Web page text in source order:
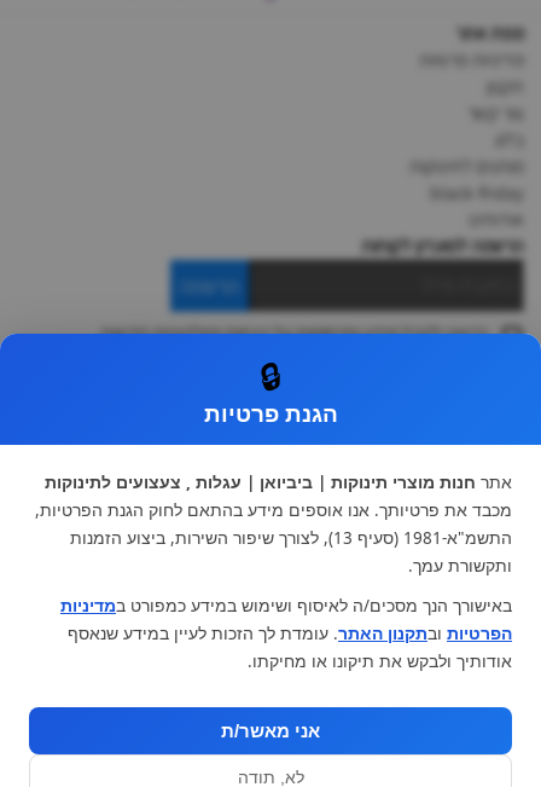
מפת אתר
צור קשר
מותגים לתינוקות
black-friday
אודותינו
הרשמה למועדון לקוחות
הרשמה
ברצוני לקבל מידע ופרסומות על הנחות וקולקציות חדשות
עגלות וטיולונים
כיסא בטיחות ואביזרים
ריהוט לתינוקות
מצעים למיטת תינוק וטקסטיל
צעצועי ילדים
על גלגלים
הנקה והאכלה
מוצרי אמבטיה
מוזמנים לבקר אותנו:
🔒
הגנת פרטיות
אתר חנות מוצרי תינוקות | ביביואן | עגלות , צעצועים לתינוקות
מכבד את פרטיותך. אנו אוספים מידע בהתאם לחוק הגנת הפרטיות,
התשמ"א-1981 (סעיף 13), לצורך שיפור השירות, ביצוע הזמנות
ותקשורת עמך.
באישורך הנך מסכים/ה לאיסוף ושימוש במידע כמפורט במדיניות
הפרטיות ובתקנון האתר. עומדת לך הזכות לעיין במידע שנאסף
אודותיך ולבקש את תיקונו או מחיקתו.
אני מאשר/ת
לא, תודה